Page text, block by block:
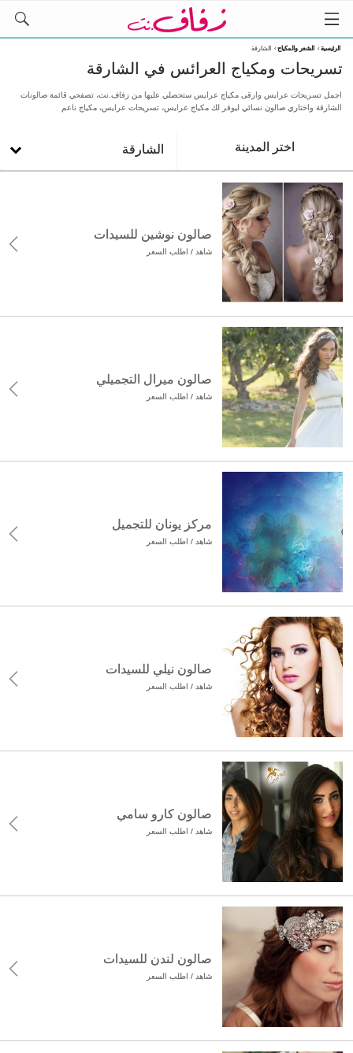
الرئيسية› الشعر والمكياج› الشارقة
تسريحات ومكياج العرائس في الشارقة
اجمل تسريحات عرايس وارقى مكياج عرايس ستحصلي عليها من زفاف.نت، تصفحي قائمة صالونات
الشارقة واختاري صالون نسائي ليوفر لك مكياج عرايس، تسريحات عرايس، مكياج ناعم
اختر المدينة الشارقة
صالون نوشين للسيدات
شاهد / اطلب السعر
صالون ميرال التجميلي
شاهد / اطلب السعر
مركز يونان للتجميل
شاهد / اطلب السعر
صالون نيلي للسيدات
شاهد / اطلب السعر
صالون كارو سامي
شاهد / اطلب السعر
صالون لندن للسيدات
شاهد / اطلب السعر